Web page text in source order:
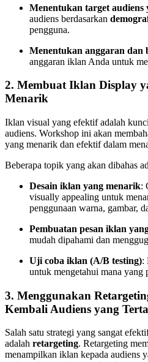
Menentukan target audiens
audiens berdasarkan
pengguna.
Menentukan anggaran dan
anggaran iklan Anda untuk
2. Membuat Iklan Display
Menarik
Iklan visual yang efektif adalah
audiens. Workshop ini akan
yang menarik dan efektif dalam
Beberapa topik yang akan dibahas
Desain iklan yang menarik:
visually appealing untuk
penggunaan warna, gambar,
Pembuatan pesan iklan
mudah dipahami dan
Uji coba iklan (A/B testing):
untuk mengetahui mana yang
3. Menggunakan
Kembali Audiens yang
Salah satu strategi yang sangat
adalah retargeting. Retargeting
menampilkan iklan kepada audiens